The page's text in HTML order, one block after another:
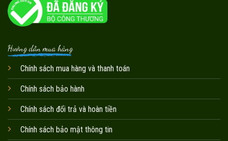
Hướng dẫn mua hàng
Chính sách mua hàng và thanh toán
Chính sách bảo hành
Chính sách đổi trả và hoàn tiền
Chính sách bảo mật thông tin